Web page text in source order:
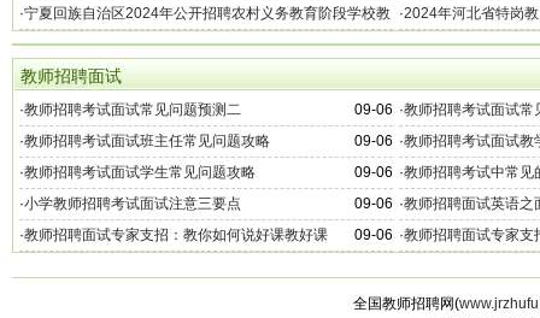
·宁夏回族自治区2024年公开招聘农村义务教育阶段学校教
师特设岗位报名公告
·2024年河北省特岗
教师招聘面试
09-06
·教师招聘考试面试常见问题预测二 ·教师招聘考试面试常
09-06
·教师招聘考试面试班主任常见问题攻略 ·教师招聘考试面试教
09-06
·教师招聘考试面试学生常见问题攻略 ·教师招聘考试中常见
09-06
·小学教师招聘考试面试注意三要点 ·教师招聘面试英语之
09-06
·教师招聘面试专家支招：教你如何说好课教好课 ·教师招聘面试专家支
全国教师招聘网(